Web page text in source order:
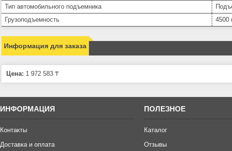
Тип автомобильного подъемника
Грузоподъемность
4500
Информация для заказа
Цена: 1 972 583 ₸
ИНФОРМАЦИЯ
Контакты
Доставка и оплата
ПОЛЕЗНОЕ
Каталог
Отзывы